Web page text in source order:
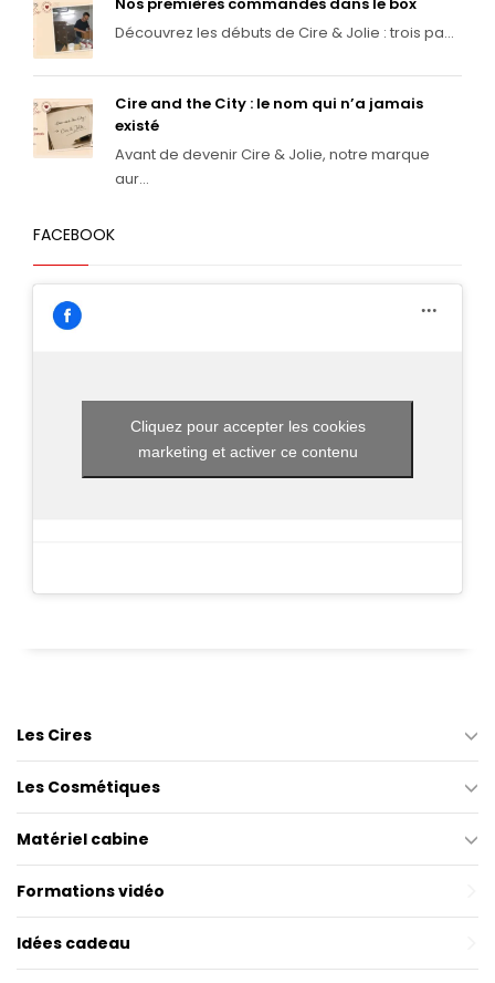
Découvrez les débuts de Cire & Jolie : trois pa...
Cire and the City : le nom qui n’a jamais
existé
Avant de devenir Cire & Jolie, notre marque
aur...
FACEBOOK
Cliquez pour accepter les cookies
marketing et activer ce contenu
Les Cires
Les Cosmétiques
Matériel cabine
Formations vidéo
Idées cadeau